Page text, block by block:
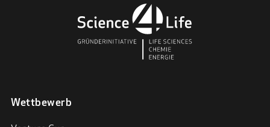
Wettbewerb